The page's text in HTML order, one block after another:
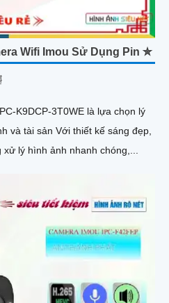
Wifi Imou Sử Dụng Pin ✮
K9DCP-3T0WE là lựa chọn lý
và tài sản Với thiết kế sáng đẹp,
lý hình ảnh nhanh chóng,...